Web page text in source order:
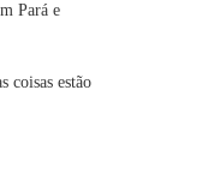
Pará e
coisas estão